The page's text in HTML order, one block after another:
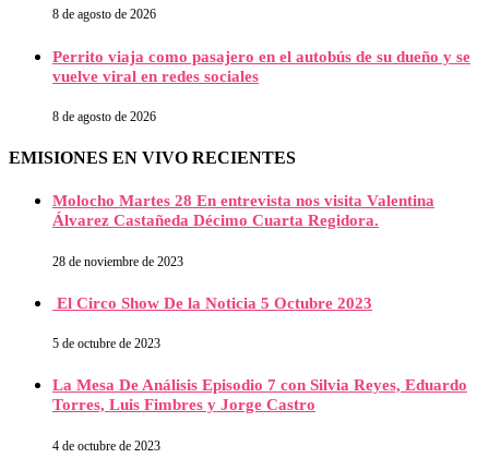
8 de agosto de 2026
Perrito viaja como pasajero en el autobús de su dueño y se
vuelve viral en redes sociales
8 de agosto de 2026
EMISIONES EN VIVO RECIENTES
Molocho Martes 28 En entrevista nos visita Valentina
Álvarez Castañeda Décimo Cuarta Regidora.
28 de noviembre de 2023
El Circo Show De la Noticia 5 Octubre 2023
5 de octubre de 2023
La Mesa De Análisis Episodio 7 con Silvia Reyes, Eduardo
Torres, Luis Fimbres y Jorge Castro
4 de octubre de 2023